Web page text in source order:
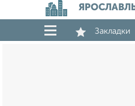
Закладки